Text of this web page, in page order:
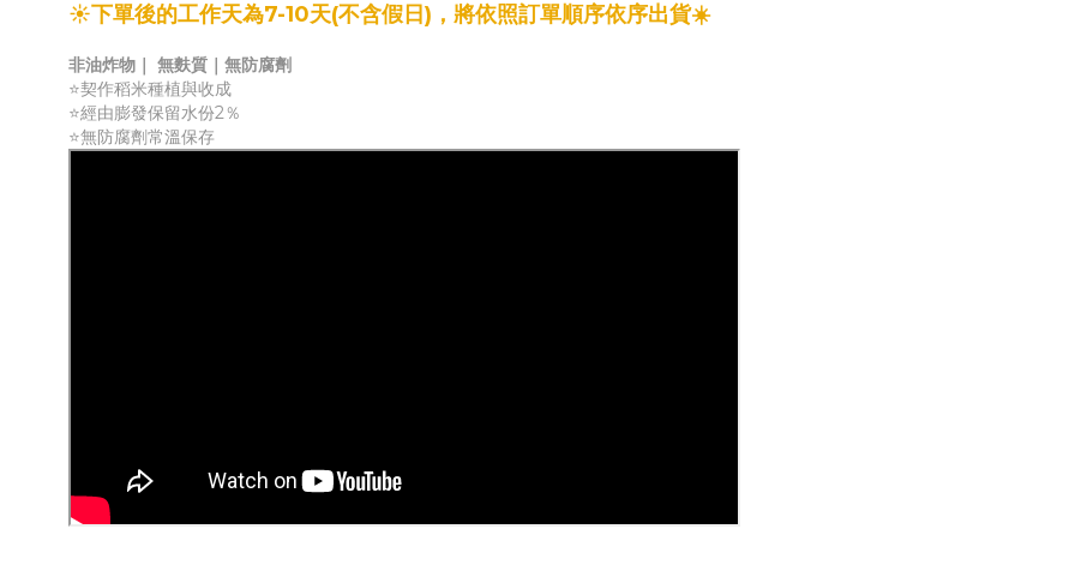
☀️下單後的工作天為7-10天(不含假日)，將依照訂單順序依序出貨☀️
非油炸物｜ 無麩質｜無防腐劑
⭐️契作稻米種植與收成
⭐️經由膨發保留水份2％
⭐️無防腐劑常溫保存